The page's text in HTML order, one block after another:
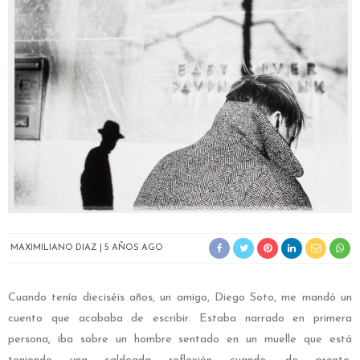
MAXIMILIANO DIAZ 5 AÑOS AGO
Cuando tenía dieciséis años, un amigo, Diego Soto, me mandó un
cuento que acababa de escribir. Estaba narrado en primera
persona, iba sobre un hombre sentado en un muelle que está